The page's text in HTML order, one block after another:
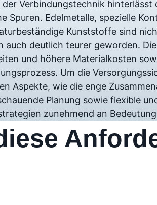
der Verbindungstechnik
Spuren. Edelmetalle, spezielle
Kunststoffe sind
auch deutlich teurer geworden.
und höhere Materialkosten
Um die
Aspekte, wie die enge
Planung sowie flexible
zunehmend an